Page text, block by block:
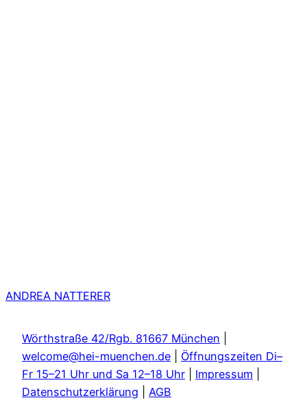
ANDREA NATTERER
Wörthstraße 42/Rgb. 81667 München
welcome@hei-muenchen.de
Öffnungszeiten Di–
Fr 15–21 Uhr und Sa 12–18 Uhr
Impressum
Datenschutzerklärung
AGB